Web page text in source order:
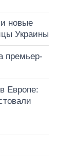
новые
Украины
премьер-
Европе: